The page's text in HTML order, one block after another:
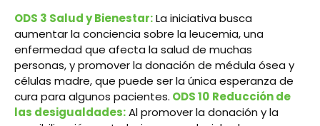
ODS 3 Salud y Bienestar:La iniciativa busca
aumentar la conciencia sobre la leucemia, una
enfermedad que afecta la salud de muchas
personas, y promover la donación de médula ósea y
células madre, que puede ser la única esperanza de
cura para algunos pacientes. ODS 10 Reducción de
las desigualdades:Al promover la donación y la